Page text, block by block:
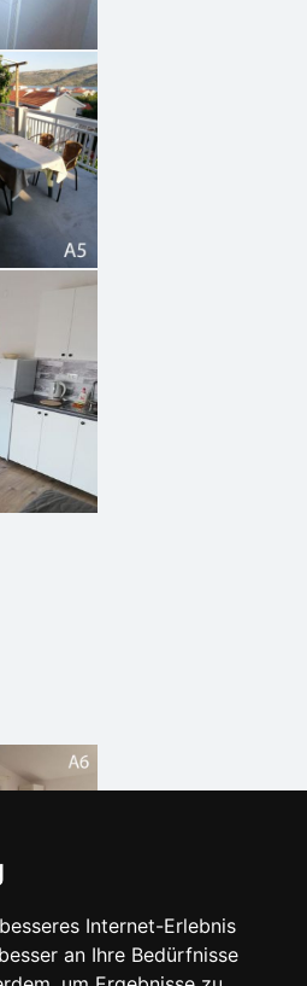
Internet-Erlebnis
an Ihre Bedürfnisse